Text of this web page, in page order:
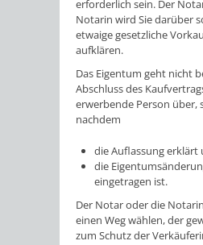
erforderlich sein. Der
Notarin wird Sie darüber
etwaige gesetzliche
aufklären.
Das Eigentum geht nicht
Abschluss des
erwerbende Person über,
nachdem
die Auflassung erklärt
die
eingetragen ist.
Der Notar oder die
einen Weg wählen, der
zum Schutz der